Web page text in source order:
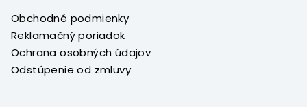
Obchodné podmienky
Reklamačný poriadok
Ochrana osobných údajov
Odstúpenie od zmluvy